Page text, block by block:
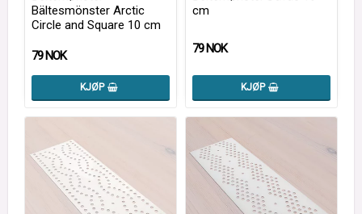
Bältesmönster Arctic
Circle and Square 10 cm
79 NOK
KJØP
cm
79 NOK
KJØP